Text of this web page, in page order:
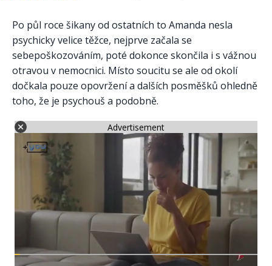
Po půl roce šikany od ostatních to Amanda nesla
psychicky velice těžce, nejprve začala se
sebepoškozováním, poté dokonce skončila i s vážnou
otravou v nemocnici. Místo soucitu se ale od okolí
dočkala pouze opovržení a dalších posměšků ohledně
toho, že je psychouš a podobně.
Advertisement